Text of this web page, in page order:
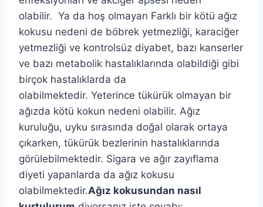
olabilir. Ya da hoş olmayan Farklı bir kötü ağız
kokusu nedeni de böbrek yetmezliği, karaciğer
yetmezliği ve kontrolsüz diyabet, bazı kanserler
ve bazı metabolik hastalıklarında olabildiği gibi
birçok hastalıklarda da
olabilmektedir. Yeterince tükürük olmayan bir
ağızda kötü kokun nedeni olabilir. Ağız
kuruluğu, uyku sırasında doğal olarak ortaya
çıkarken, tükürük bezlerinin hastalıklarında
görülebilmektedir. Sigara ve ağır zayıflama
diyeti yapanlarda da ağız kokusu
olabilmektedir.Ağız kokusundan nasıl